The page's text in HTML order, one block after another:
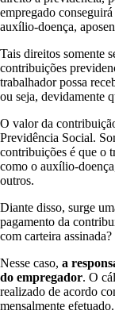
empregado
auxílio-doença,
Tais direitos somente
contribuições
trabalhador possa
ou seja, devidamente
O valor da
Previdência Social.
contribuições é que o
como o auxílio-
outros.
Diante disso, surge
pagamento da
com carteira assinada?
Nesse caso, a
do empregador. O
realizado de acordo
mensalmente efetuado.